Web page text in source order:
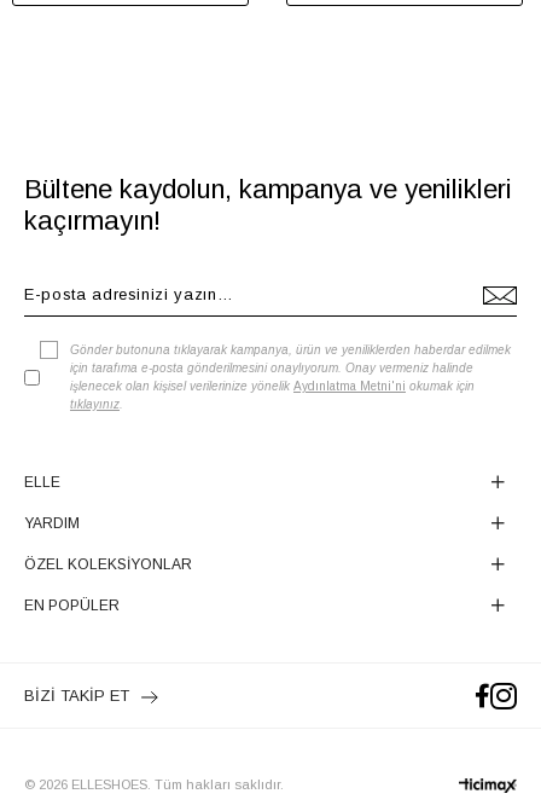
Bültene kaydolun, kampanya ve yenilikleri
kaçırmayın!
Gönder butonuna tıklayarak kampanya, ürün ve yeniliklerden haberdar edilmek
için tarafıma e-posta gönderilmesini onaylıyorum. Onay vermeniz halinde
işlenecek olan kişisel verilerinize yönelik Aydınlatma Metni'ni okumak için
tıklayınız
ELLE
YARDIM
ÖZEL KOLEKSİYONLAR
EN POPÜLER
BİZİ TAKİP ET
© 2026 ELLESHOES. Tüm hakları saklıdır.